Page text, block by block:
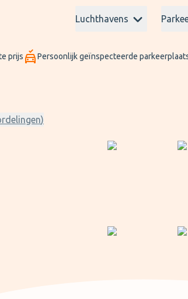
Luchthavens
prijs Persoonlijk geïnspecteerde
)